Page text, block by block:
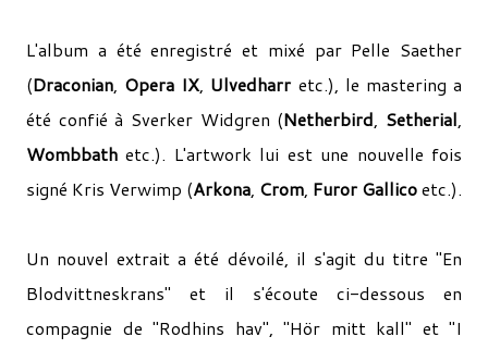
L'album a été enregistré et mixé par Pelle Saether
(Draconian, Opera IX, Ulvedharr etc.), le mastering a
été confié à Sverker Widgren (Netherbird, Setherial,
Wombbathetc.). L'artwork lui est une nouvelle fois
signé Kris Verwimp (Arkona, Crom, Furor Gallicoetc.).
Un nouvel extrait a été dévoilé, il s'agit du titre "En
Blodvittneskrans" et il s'écoute ci-dessous en
compagnie de "Rodhins hav", "Hör mitt kall" et "I